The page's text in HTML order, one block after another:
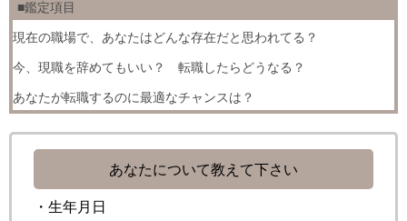
■鑑定項目
現在の職場で、あなたはどんな存在だと思われてる？
今、現職を辞めてもいい？ 転職したらどうなる？
あなたが転職するのに最適なチャンスは？
あなたについて教えて下さい
・生年月日